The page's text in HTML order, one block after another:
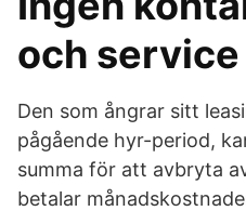
och
Den som ångrar sitt
pågående hyr-period,
summa för att avbryta
betalar